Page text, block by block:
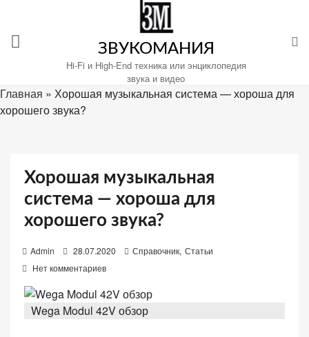
содержимому
ЗВУКОМАНИЯ
Hi-Fi и High-End техника или энциклопедия
звука и видео
Главная » Хорошая музыкальная система — хороша для
хорошего звука?
Хорошая музыкальная
система — хороша для
хорошего звука?
Admin
o
t
e
28.07.2020 Справочник, Статьи
Нет комментариев
Wega Modul 42V обзор
Настройте
Звукомания.